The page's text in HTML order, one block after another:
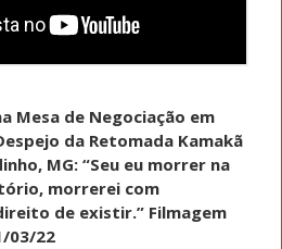
Mesa de Negociação em
da Retomada Kamakã
MG: “Seu eu morrer na
morrerei com
de existir.” Filmagem
03/22